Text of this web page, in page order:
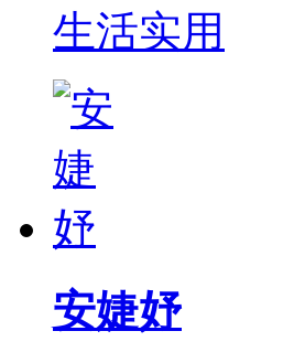
生活实用
安婕妤